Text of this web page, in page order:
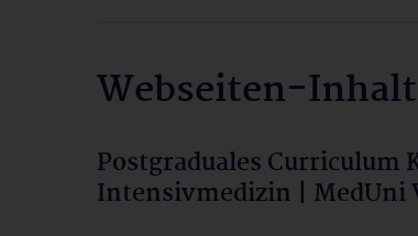
Webseiten-
Postgraduales
Intensivmedizin | MedUni